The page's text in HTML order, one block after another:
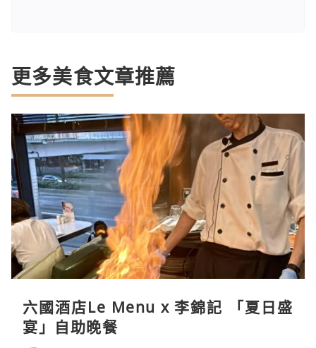
更多美食文章推薦
六國酒店Le Menu x 李錦記 「夏日盛
宴」自助晚餐